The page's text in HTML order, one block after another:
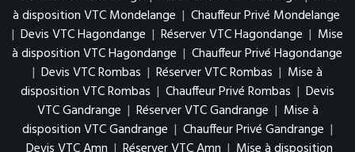
à disposition VTC Mondelange | Chauffeur Privé Mondelange
| Devis VTC Hagondange | Réserver VTC Hagondange | Mise
à disposition VTC Hagondange | Chauffeur Privé Hagondange
| Devis VTC Rombas | Réserver VTC Rombas | Mise à
disposition VTC Rombas | Chauffeur Privé Rombas | Devis
VTC Gandrange | Réserver VTC Gandrange | Mise à
disposition VTC Gandrange | Chauffeur Privé Gandrange |